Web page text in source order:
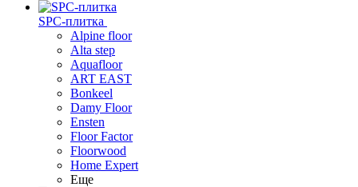
SPC-плитка
Alpine floor
Alta step
Aquafloor
ART EAST
Bonkeel
Damy Floor
Ensten
Floor Factor
Floorwood
Home Expert
Еще